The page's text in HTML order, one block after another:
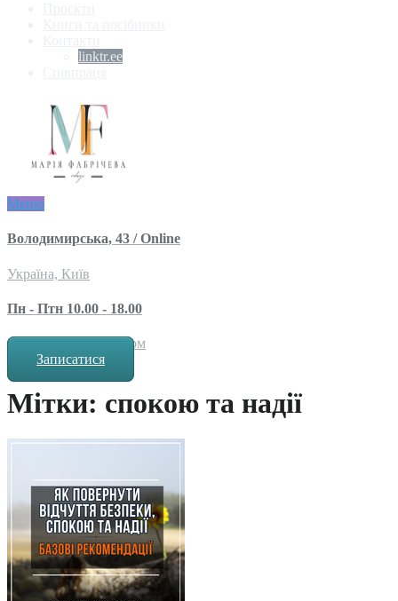
linktr.ee
Меню
Володимирська, 43 / Online
Україна, Київ
Пн - Птн 10.00 - 18.00
за попереднім записом
Записатися
Мітки: спокою та надії